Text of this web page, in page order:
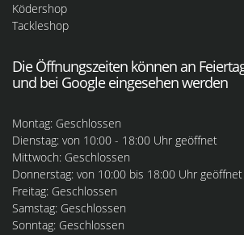
Ködershop
Tackleshop
Die Öffnungszeiten können an
und bei Google eingesehen werden
Montag: Geschlossen
Dienstag: von 10:00 - 18:00 Uhr geöffnet
Mittwoch: Geschlossen
Donnerstag: von 10:00 bis 18:00 Uhr geöffnet
Freitag: Geschlossen
Samstag: Geschlossen
Sonntag: Geschlossen